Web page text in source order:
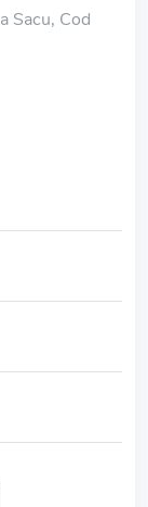
Sacu, Cod